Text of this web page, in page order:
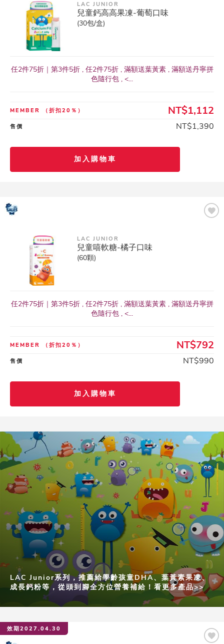
LAC JUNIOR
兒童鈣高高果凍-葡萄口味
(30包/盒)
任2件75折｜第3件5折 , 任2件75折 , 滿額送葉黃素 , 滿額送丹寧拼
色隨行包 , <...
MEMBER （折扣20％） NT$1,112
售價 NT$1,390
加入購物車
LAC JUNIOR
兒童嘻軟糖-橘子口味
(60顆)
任2件75折｜第3件5折 , 任2件75折 , 滿額送葉黃素 , 滿額送丹寧拼
色隨行包 , <...
MEMBER （折扣20％） NT$792
售價 NT$990
加入購物車
LAC Junior系列，推薦給學齡孩童DHA、葉黃素果凍、
成長鈣粉等，從頭到腳全方位營養補給！看更多產品>>
效期2027.04.30